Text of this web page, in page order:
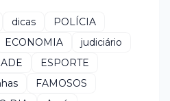
dicas
POLÍCIA
ECONOMIA
judiciário
ESPORTE
FAMOSOS